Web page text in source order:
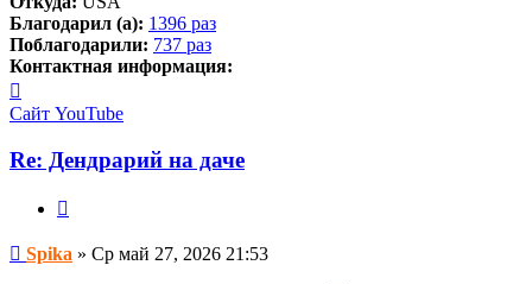
Благодарил (а): 1396 раз
Поблагодарили: 737 раз
Контактная информация:
информация
пользователя
Spika
Сайт YouTube
Re: Дендрарий на даче
Сообщение
Spika » Ср май 27, 2026 21:53